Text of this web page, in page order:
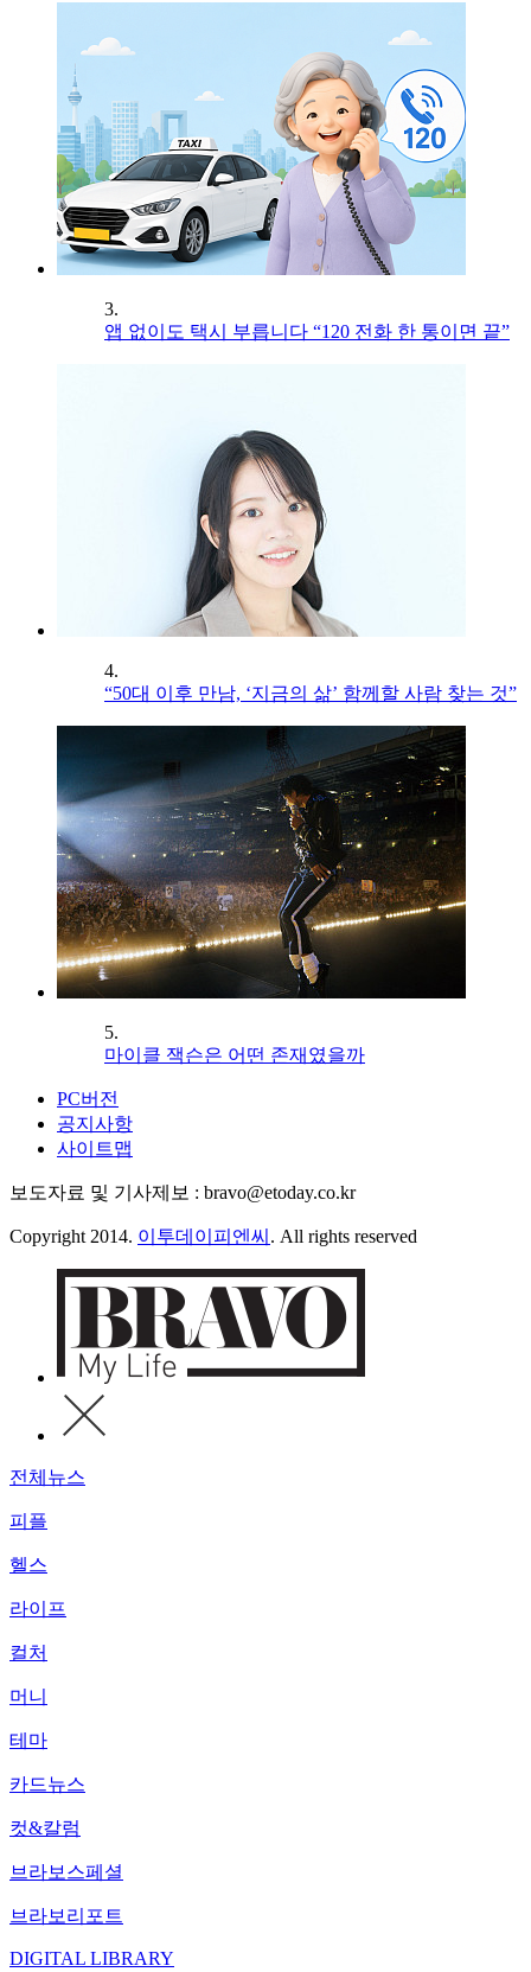
3.
앱 없이도 택시 부릅니다 “120 전화 한 통이면 끝”
4.
“50대 이후 만남, ‘지금의 삶’ 함께할 사람 찾는 것”
5.
마이클 잭슨은 어떤 존재였을까
PC버전
공지사항
사이트맵
보도자료 및 기사제보 : bravo@etoday.co.kr
Copyright 2014. 이투데이피엔씨 . All rights reserved
전체뉴스
피플
헬스
라이프
컬처
머니
테마
카드뉴스
컷&칼럼
브라보스페셜
브라보리포트
DIGITAL LIBRARY